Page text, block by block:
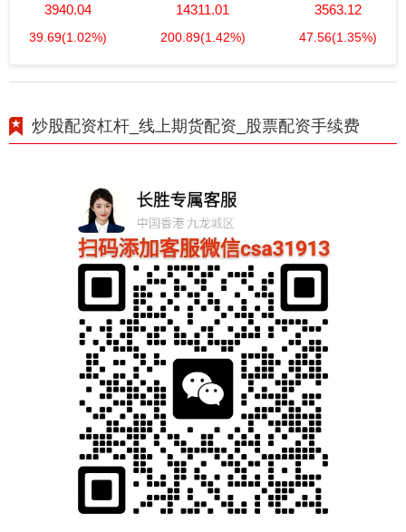
3940.04
39.69(1.02%)
14311.01
200.89(1.42%)
3563.12
47.56(1.35%)
炒股配资杠杆_线上期货配资_股票配资手续费